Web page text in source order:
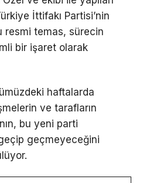
İttifakı Partisi’nin
resmi temas, sürecin
bir işaret olarak
haftalarda
ve tarafların
bu yeni parti
geçmeyeceğini